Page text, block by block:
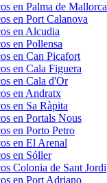
en Palma de Mallorca
en Port Calanova
en Alcudia
en Pollensa
en Can Picafort
en Cala Figuera
en Cala d'Or
en Andratx
en Sa Ràpita
en Portals Nous
en Porto Petro
en El Arenal
en Sóller
Colonia de Sant Jordi
en Port Adriano